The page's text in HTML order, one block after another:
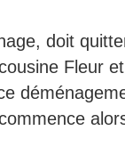
doit
Fleur